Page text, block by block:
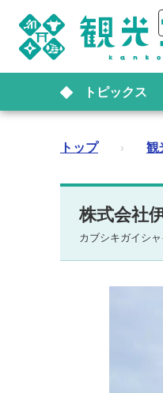
トピックス
トップ › 観
株式会社
カブシキガイシ